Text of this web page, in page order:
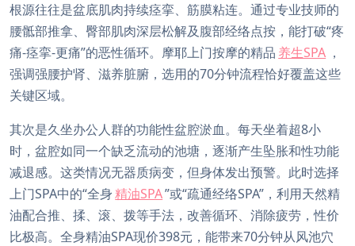
根源往往是盆底肌肉持续痉挛、筋膜粘连。通过专业技师的
腰骶部推拿、臀部肌肉深层松解及腹部经络点按，能打破“疼
痛-痉挛-更痛”的恶性循环。摩耶上门按摩的精品 养生SPA ，
强调强腰护肾、滋养脏腑，选用的70分钟流程恰好覆盖这些
关键区域。
其次是久坐办公人群的功能性盆腔淤血。每天坐着超8小
时，盆腔如同一个缺乏流动的池塘，逐渐产生坠胀和性功能
减退感。这类情况无器质病变，但身体发出预警。此时选择
上门SPA中的“全身精油SPA”或“疏通经络SPA”，利用天然精
油配合推、揉、滚、拨等手法，改善循环、消除疲劳，性价
比极高。全身精油SPA现价398元，能带来70分钟从风池穴